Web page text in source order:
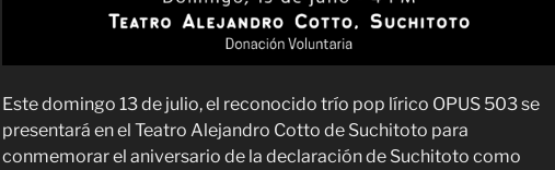
Este domingo 13 de julio, el reconocido trío pop lírico OPUS 503 se
presentará en el Teatro Alejandro Cotto de Suchitoto para
conmemorar el aniversario de la declaración de Suchitoto como